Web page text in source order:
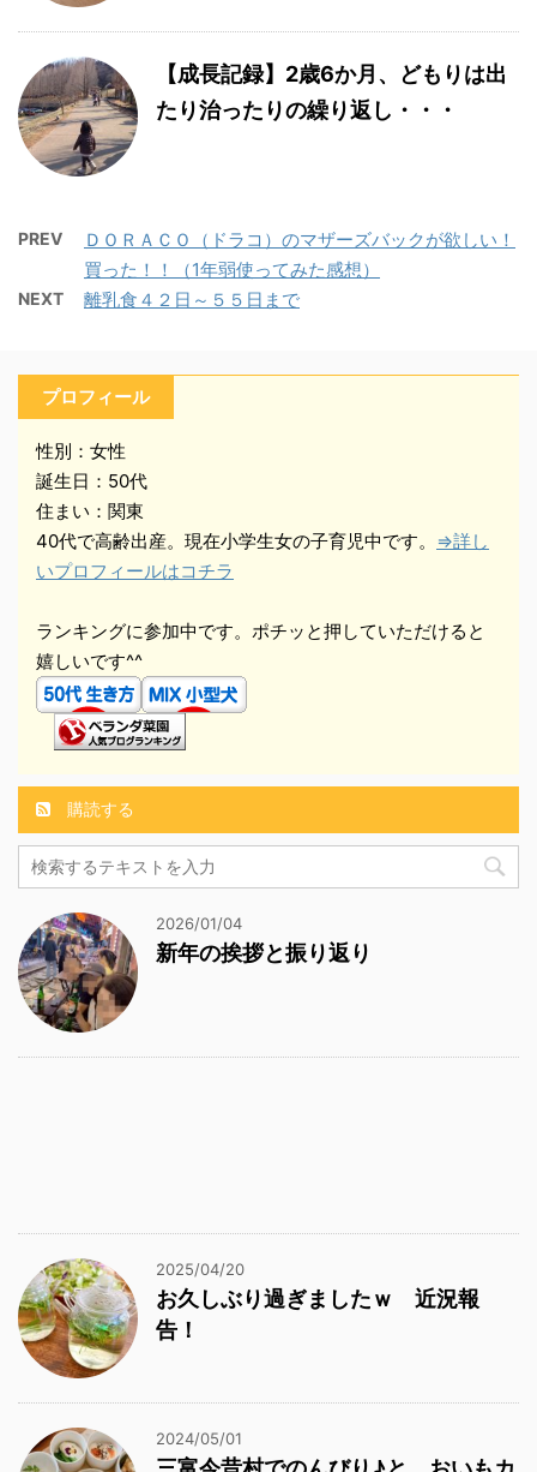
【成長記録】2歳6か月、どもりは出
たり治ったりの繰り返し・・・
PREV
ＤＯＲＡＣＯ（ドラコ）のマザーズバックが欲しい！
買った！！（1年弱使ってみた感想）
NEXT 離乳食４２日～５５日まで
プロフィール
性別：女性
誕生日：50代
住まい：関東
40代で高齢出産。現在小学生女の子育児中です。 ⇒詳し
いプロフィールはコチラ
ランキングに参加中です。ポチッと押していただけると
嬉しいです^^
購読する
2026/01/04
新年の挨拶と振り返り
2025/04/20
お久しぶり過ぎましたｗ 近況報
告！
2024/05/01